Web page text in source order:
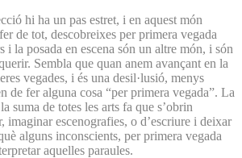
hi ha un pas estret, i en aquest món
de tot, descobreixes per primera vegada
i la posada en escena són un altre món, i són
Sembla que quan anem avançant en la
vegades, i és una desil·lusió, menys
de fer alguna cosa “per primera vegada”. La
suma de totes les arts fa que s’obrin
imaginar escenografies, o d’escriure i deixar
alguns inconscients, per primera vegada
aquelles paraules.